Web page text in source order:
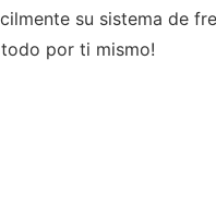
su sistema de
por ti mismo!